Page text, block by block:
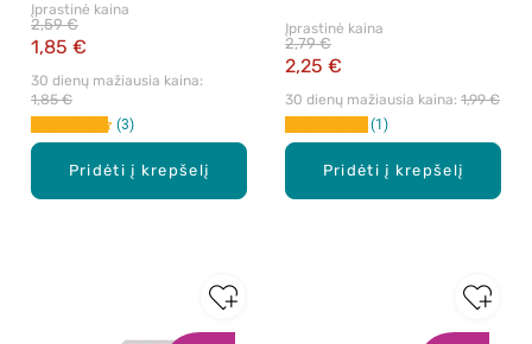
Pridėti į krepšelį
Įprastinė kaina
1,85 €
2,59 €
30 dienų mažiausia kaina:
1,85 €
3
Pridėti į krepšelį
Įprastinė kaina
2,25 €
2,79 €
30 dienų mažiausia kaina: 1,99 €
1